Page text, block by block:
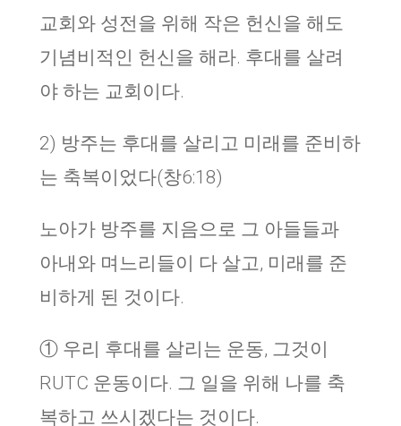
교회와 성전을 위해 작은 헌신을 해도
기념비적인 헌신을 해라. 후대를 살려
야 하는 교회이다.
2) 방주는 후대를 살리고 미래를 준비하
는 축복이었다(창6:18)
노아가 방주를 지음으로 그 아들들과
아내와 며느리들이 다 살고, 미래를 준
비하게 된 것이다.
① 우리 후대를 살리는 운동, 그것이
RUTC 운동이다. 그 일을 위해 나를 축
복하고 쓰시겠다는 것이다.